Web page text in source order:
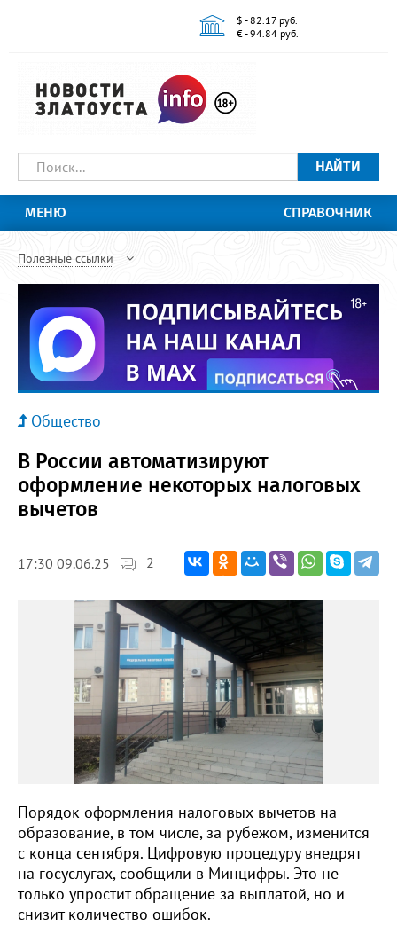
$ - 82.17 руб.
€ - 94.84 руб.
НАЙТИ
МЕНЮ СПРАВОЧНИК
Полезные ссылки
Общество
В России автоматизируют
оформление некоторых налоговых
вычетов
17:30 09.06.25 2
Порядок оформления налоговых вычетов на
образование, в том числе, за рубежом, изменится
с конца сентября. Цифровую процедуру внедрят
на госуслугах, сообщили в Минцифры. Это не
только упростит обращение за выплатой, но и
снизит количество ошибок.